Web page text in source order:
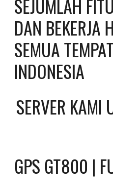
SEJUMLAH
DAN BEKERJA
SEMUA
INDONESIA
SERVER KAMI
GPS GT800 |